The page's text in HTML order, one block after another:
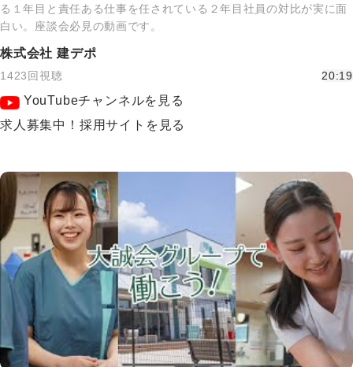
る１年目と責任ある仕事を任されている２年目社員の対比が実に面
白い。座談会必見の動画です。
株式会社 建デポ
1423回視聴 20:19
YouTubeチャンネルを見る
求人募集中！採用サイトを見る